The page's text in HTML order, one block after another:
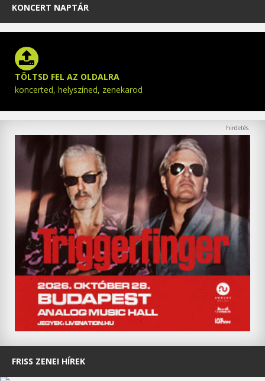
KONCERT NAPTÁR
TÖLTSD FEL AZ OLDALRA
koncerted, helyszíned, zenekarod
FRISS ZENEI HÍREK